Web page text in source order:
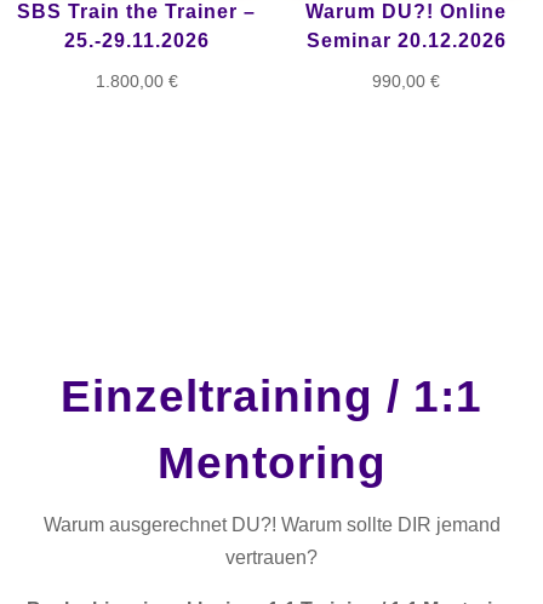
SBS Train the Trainer –
25.-29.11.2026
1.800,00 €
Warum DU?! Online
Seminar 20.12.2026
990,00€
Einzeltraining / 1:1
Mentoring
Warum ausgerechnet DU?! Warum sollte DIR jemand
vertrauen?